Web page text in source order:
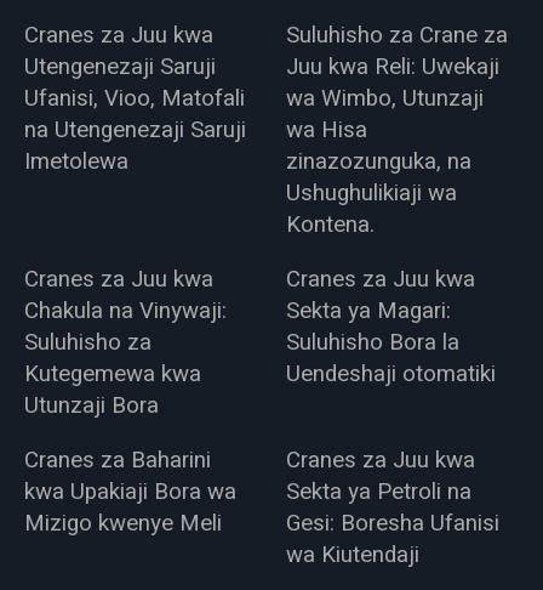
Cranes za Juu kwa
Utengenezaji Saruji
Ufanisi, Vioo, Matofali
na Utengenezaji Saruji
Imetolewa
Suluhisho za Crane za
Juu kwa Reli: Uwekaji
wa Wimbo, Utunzaji
wa Hisa
zinazozunguka, na
Ushughulikiaji wa
Kontena.
Cranes za Juu kwa
Chakula na Vinywaji:
Suluhisho za
Kutegemewa kwa
Utunzaji Bora
Cranes za Juu kwa
Sekta ya Magari:
Suluhisho Bora la
Uendeshaji otomatiki
Cranes za Baharini
kwa Upakiaji Bora wa
Mizigo kwenye Meli
Cranes za Juu kwa
Sekta ya Petroli na
Gesi: Boresha Ufanisi
wa Kiutendaji